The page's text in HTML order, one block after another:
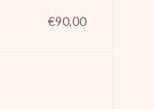
€90,00